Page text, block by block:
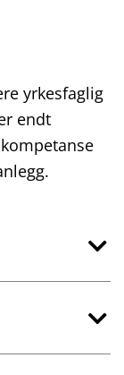
yrkesfaglig
endt